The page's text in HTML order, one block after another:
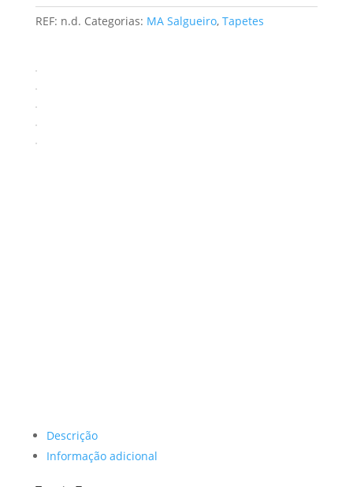
42,00 €
through
REF: n.d. Categorias: MA Salgueiro, Tapetes
Descrição
Informação adicional